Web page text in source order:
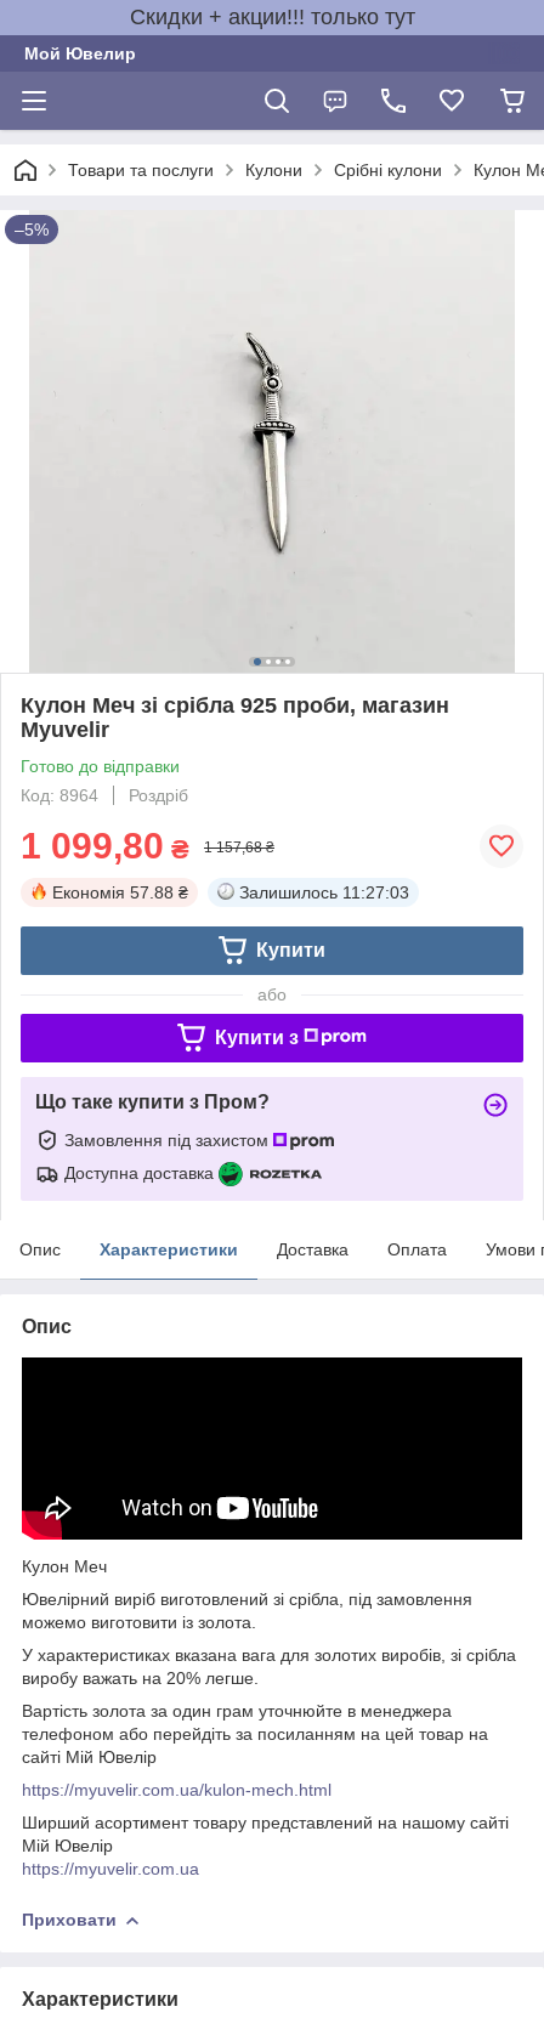
Скидки + акции!!! только тут
Мой Ювелир
Товари та послуги Кулони Срібні кулони Кулон
–5%
Кулон Меч зі срібла 925 проби, магазин
Myuvelir
Готово до відправки
Код: 8964
Роздріб
1 099,80 ₴ 1 157,68 ₴
Економія 57.88 ₴ Залишилось 11:27:02
Купити
або
Купити з
Що таке купити з Пром?
Замовлення під захистом
Доступна доставка
Опис Характеристики Доставка Оплата Умови
Опис
Кулон Меч
Ювелірний виріб виготовлений зі срібла, під замовлення
можемо виготовити із золота.
У характеристиках вказана вага для золотих виробів, зі срібла
виробу важать на 20% легше.
Вартість золота за один грам уточнюйте в менеджера
телефоном або перейдіть за посиланням на цей товар на
сайті Мій Ювелір
https://myuvelir.com.ua/kulon-mech.html
Ширший асортимент товару представлений на нашому сайті
Мій Ювелір
https://myuvelir.com.ua
Приховати
Характеристики